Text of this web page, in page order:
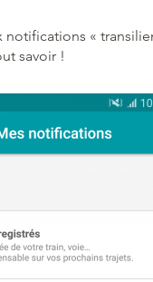
notifications «
savoir !